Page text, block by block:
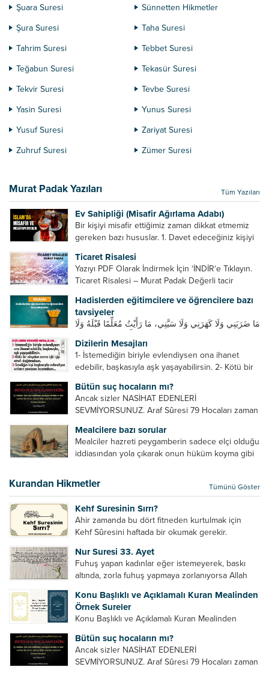
Şuara Suresi
Sünnetten Hikmetler
Şura Suresi
Taha Suresi
Tahrim Suresi
Tebbet Suresi
Teğabun Suresi
Tekasür Suresi
Tekvir Suresi
Tevbe Suresi
Yasin Suresi
Yunus Suresi
Yusuf Suresi
Zariyat Suresi
Zuhruf Suresi
Zümer Suresi
Murat Padak Yazıları Tüm Yazıları
Ev Sahipliği (Misafir Ağırlama Adabı)
Bir kişiyi misafir ettiğimiz zaman dikkat etmemiz
gereken bazı hususlar. 1. Davet edeceğiniz kişiyi
önce, bir hafta önce veya gün içinde davet edin....
Ticaret Risalesi
Yazıyı PDF Olarak İndirmek İçin ‘İNDİR‘e Tıklayın.
Ticaret Risalesi – Murat Padak Değerli tacir
ticaret yapmaktır. Peygamber efendimiz de ticaret
yapmıştır. Hz. Hatice...
Hadislerden eğitimcilere ve öğrencilere bazı
tavsiyeler
مَا ضَرَبَنِي وَلَا كَهَرَنِي وَلَا سَبَّنِي، مَا رَأَيْتُ مُعَلِّمًا قَبْلَهُ وَلَا
ve sellem beni dövmedi, azarlamadı ve bana
sövmedi. Ben ne ondan önce...
Dizilerin Mesajları
1- İstemediğin biriyle evlendiysen ona ihanet
edebilir, başkasıyla aşk yaşayabilirsin. 2- Kötü bir
Sevdiğin kişi başkasıyla evlendiyse onların
yuvasını bozmalısın. 4- Hiçbir dizide...
Bütün suç hocaların mı?
Ancak sizler NASİHAT EDENLERİ
SEVMİYORSUNUZ. Araf Sûresi 79 Hocaları zaman
geliştirmeleri hususunda bazen açık bazen gizli
tenkitlerde bulunmuşuzdur. Örneğin hocalarda
olması gereken hususları sıralar ve...
Mealcilere bazı sorular
Mealciler hazreti peygamberin sadece elçi olduğu
iddiasından yola çıkarak onun hüküm koyma gibi
elçilik yaptığı makam adına teşri yapamaz. Sadece
elçi kelimesinin manasından...
Kurandan Hikmetler Tümünü Göster
Kehf Suresinin Sırrı?
Ahir zamanda bu dört fitneden kurtulmak için
Kehf Sûresini haftada bir okumak gerekir.
din algısı, yanlış din öğreten hoca algısını yenmek
vb. Dini doğru...
Nur Suresi 33. Ayet
Fuhuş yapan kadınlar eğer istemeyerek, baskı
altında, zorla fuhuş yapmaya zorlanıyorsa Allah
cariyelerinizi dünya hayatının menfaatini elde
etmek için fuhuş yapmaya zorlamayın. Her...
Konu Başlıklı ve Açıklamalı Kuran Mealinden
Örnek Sureler
Konu Başlıklı ve Açıklamalı Kuran Mealinden
Bütün suç hocaların mı?
Ancak sizler NASİHAT EDENLERİ
SEVMİYORSUNUZ. Araf Sûresi 79 Hocaları zaman